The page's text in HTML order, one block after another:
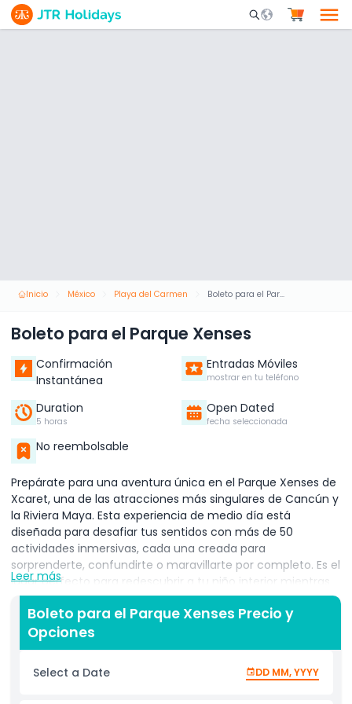
Mobile Search
Inicio México Playa del Carmen Boleto para el Parque Xenses
Boleto para el Parque Xenses
Confirmación
Instantánea
Entradas Móviles
mostrar en tu teléfono
Duration
5 horas
Open Dated
fecha seleccionada
No reembolsable
Prepárate para una aventura única en el Parque Xenses de
Xcaret, una de las atracciones más singulares de Cancún y
la Riviera Maya. Esta experiencia de medio día está
diseñada para desafiar tus sentidos con más de 50
actividades inmersivas, cada una creada para
sorprenderte, confundirte o maravillarte por completo. Es el
lugar perfecto para redescubrir a tu niño interior mientras
exploras algunos de los escenarios más divertidos y
sorprendentes de México. Comienza tu recorrido en
Pinwheel, donde ilusiones ópticas transforman tu entorno y
juegan trucos con tu percepción. Camina a través del
Xensatorium en completa oscuridad para descubrir un
ecosistema oculto usando solo tus sentidos. Aventúrate en
Leer más
Boleto para el Parque Xenses Precio y
Opciones
Select a Date DD MM, YYYY